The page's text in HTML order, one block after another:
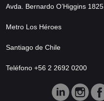
Avda. Bernardo O’Higgins 1825
Metro Los Héroes
Santiago de Chile
Teléfono +56 2 2692 0200